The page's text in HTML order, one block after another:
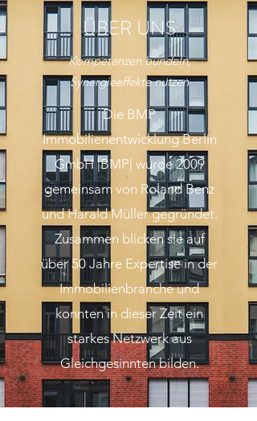
ÜBER UNS
Kompetenzen bündeln,
Synergieeffekte nutzen
Die BMP
Immobilienentwicklung Berlin
GmbH |BMP| wurde 2009
gemeinsam von Roland Benz
und Harald Müller gegründet.
Zusammen blicken sie auf
über 50 Jahre Expertise in der
Immobilienbranche und
konnten in dieser Zeit ein
starkes Netzwerk aus
Gleichgesinnten bilden.